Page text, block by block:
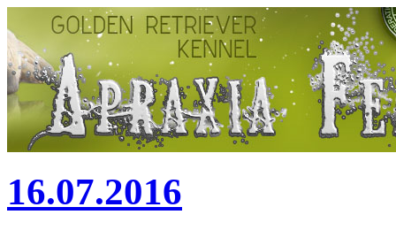
16.07.2016